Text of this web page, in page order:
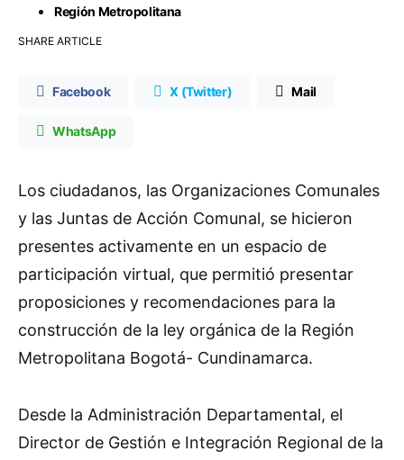
Región Metropolitana
SHARE ARTICLE
Facebook X (Twitter) Mail
WhatsApp
Los ciudadanos, las Organizaciones Comunales
y las Juntas de Acción Comunal, se hicieron
presentes activamente en un espacio de
participación virtual, que permitió presentar
proposiciones y recomendaciones para la
construcción de la ley orgánica de la Región
Metropolitana Bogotá- Cundinamarca.
Desde la Administración Departamental, el
Director de Gestión e Integración Regional de la